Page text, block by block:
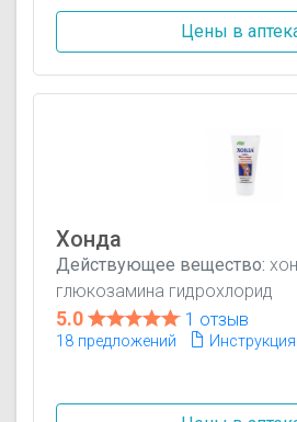
Цены в
Хонда
Действующее вещество:
глюкозамина гидрохлорид
5.0 1 отзыв
18 предложений Инструкция